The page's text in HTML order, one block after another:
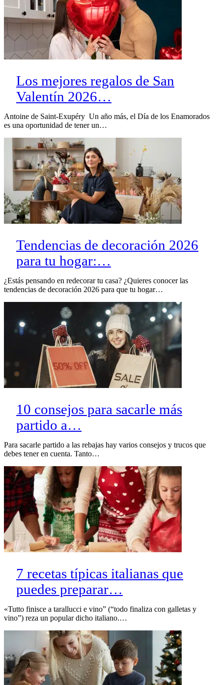
Los mejores regalos de San
Valentín 2026…
Antoine de Saint-Exupéry Un año más, el Día de los Enamorados
es una oportunidad de tener un…
Tendencias de decoración 2026
para tu hogar:…
¿Estás pensando en redecorar tu casa? ¿Quieres conocer las
tendencias de decoración 2026 para que tu hogar…
10 consejos para sacarle más
partido a…
Para sacarle partido a las rebajas hay varios consejos y trucos que
debes tener en cuenta. Tanto…
7 recetas típicas italianas que
puedes preparar…
«Tutto finisce a tarallucci e vino” (“todo finaliza con galletas y
vino”) reza un popular dicho italiano.…